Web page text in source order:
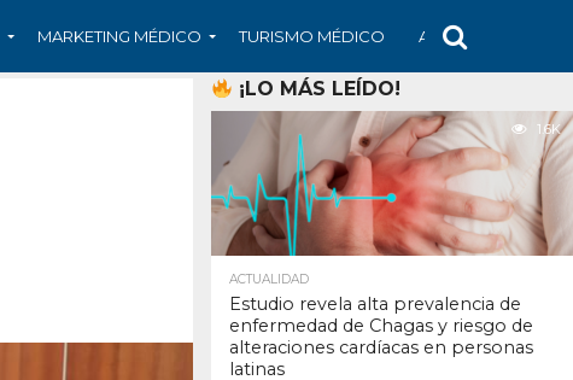
MARKETING MÉDICO TURISMO MÉDICO ARS
¡LO MÁS LEÍDO!
1.6K
ACTUALIDAD
Estudio revela alta prevalencia de
enfermedad de Chagas y riesgo de
alteraciones cardíacas en personas
latinas